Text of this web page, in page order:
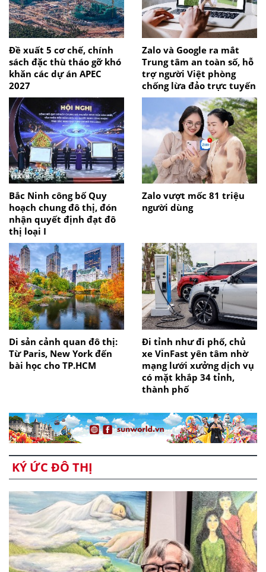
Đề xuất 5 cơ chế, chính
sách đặc thù tháo gỡ khó
khăn các dự án APEC
2027
Zalo và Google ra mắt
Trung tâm an toàn số, hỗ
trợ người Việt phòng
chống lừa đảo trực tuyến
Bắc Ninh công bố Quy
hoạch chung đô thị, đón
nhận quyết định đạt đô
thị loại I
Zalo vượt mốc 81 triệu
người dùng
Di sản cảnh quan đô thị:
Từ Paris, New York đến
bài học cho TP.HCM
Đi tỉnh như đi phố, chủ
xe VinFast yên tâm nhờ
mạng lưới xưởng dịch vụ
có mặt khắp 34 tỉnh,
thành phố
KÝ ỨC ĐÔ THỊ